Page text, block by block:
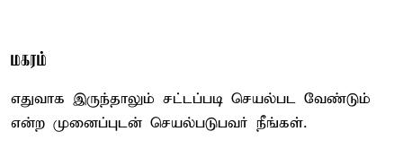
மகரம்
எதுவாக இருந்தாலும் சட்டப்படி செயல்பட வேண்டும்
என்ற முனைப்புடன் செயல்படுபவர் நீங்கள்.